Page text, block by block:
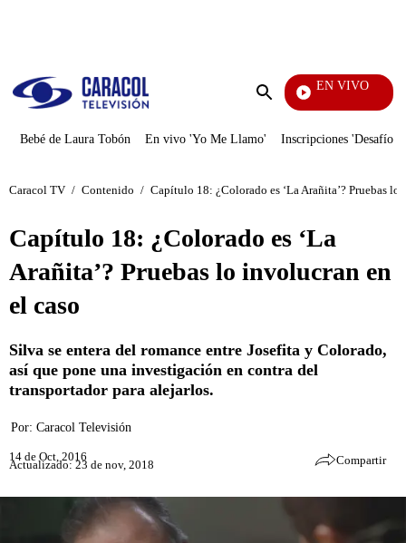
Enviar
EN VIVO
Bebé de Laura Tobón En vivo 'Yo Me Llamo' Inscripciones 'Desafío'
Caracol TV / Contenido / Capítulo 18: ¿Colorado es ‘La Arañita’? Pruebas
Capítulo 18: ¿Colorado es ‘La
Arañita’? Pruebas lo involucran en
el caso
Silva se entera del romance entre Josefita y Colorado,
así que pone una investigación en contra del
transportador para alejarlos.
Por: Caracol Televisión
14 de Oct, 2016
Actualizado: 23 de nov, 2018 Compartir